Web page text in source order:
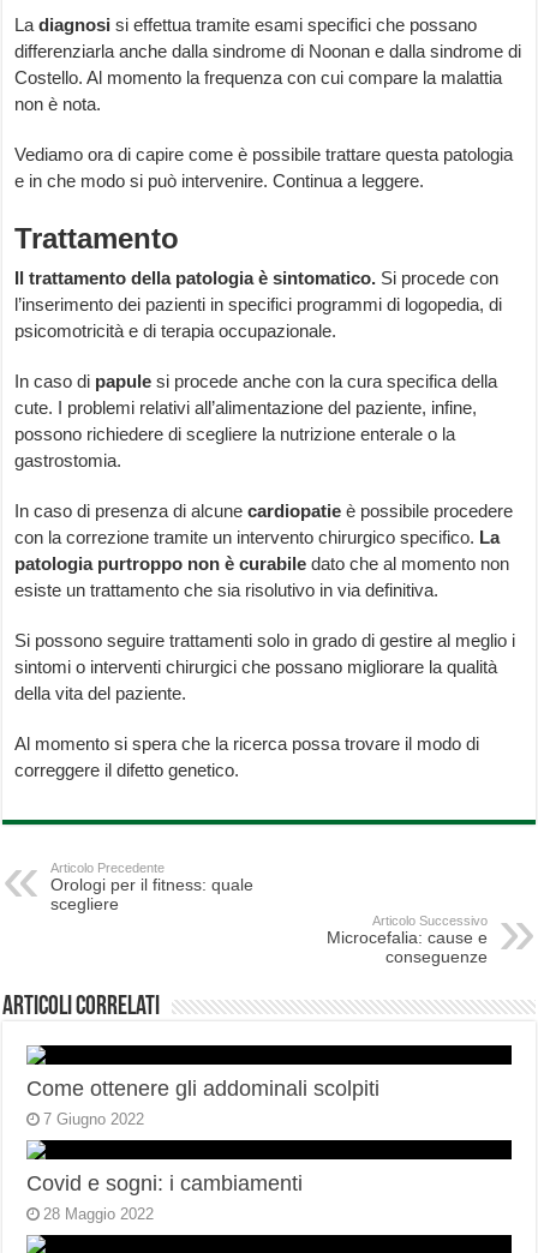
Ladiagnosi si effettua tramite esami specifici che possano
differenziarla anche dalla sindrome di Noonan e dalla sindrome di
Costello. Al momento la frequenza con cui compare la malattia
non è nota.
Vediamo ora di capire come è possibile trattare questa patologia
e in che modo si può intervenire. Continua a leggere.
Trattamento
Il trattamento della patologia è sintomatico. Si procede con
l’inserimento dei pazienti in specifici programmi di logopedia, di
psicomotricità e di terapia occupazionale.
In caso di papule si procede anche con la cura specifica della
cute. I problemi relativi all’alimentazione del paziente, infine,
possono richiedere di scegliere la nutrizione enterale o la
gastrostomia.
In caso di presenza di alcunecardiopatie è possibile procedere
con la correzione tramite un intervento chirurgico specifico. La
patologia purtroppo non è curabile dato che al momento non
esiste un trattamento che sia risolutivo in via definitiva.
Si possono seguire trattamenti solo in grado di gestire al meglio i
sintomi o interventi chirurgici che possano migliorare la qualità
della vita del paziente.
Al momento si spera che la ricerca possa trovare il modo di
correggere il difetto genetico.
Articolo Precedente
Orologi per il fitness: quale
scegliere
Articolo Successivo
Microcefalia: cause e
conseguenze
Articoli correlati
Come ottenere gli addominali scolpiti
7 Giugno 2022
Covid e sogni: i cambiamenti
28 Maggio 2022